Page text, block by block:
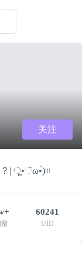
关注
| ू•ૅω•́)ᵎᵎᵎ
60241
UID